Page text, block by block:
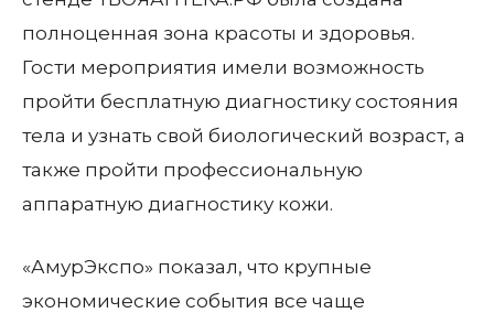
полноценная зона красоты и здоровья.
Гости мероприятия имели возможность
пройти бесплатную диагностику состояния
тела и узнать свой биологический возраст, а
также пройти профессиональную
аппаратную диагностику кожи.
«АмурЭкспо» показал, что крупные
экономические события все чаще